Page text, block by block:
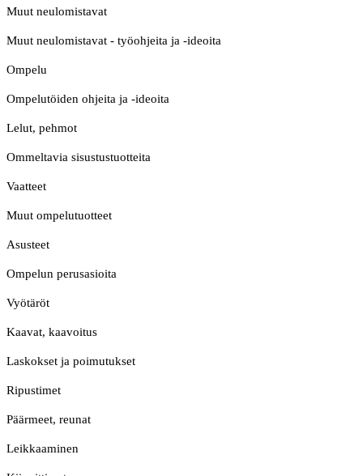
Muut neulomistavat
Muut neulomistavat - työohjeita ja -ideoita
Ompelu
Ompelutöiden ohjeita ja -ideoita
Lelut, pehmot
Ommeltavia sisustustuotteita
Vaatteet
Muut ompelutuotteet
Asusteet
Ompelun perusasioita
Vyötäröt
Kaavat, kaavoitus
Laskokset ja poimutukset
Ripustimet
Päärmeet, reunat
Leikkaaminen